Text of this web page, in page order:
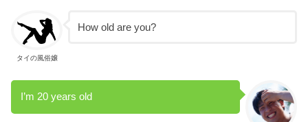
タイの風俗嬢
How old are you?
I’m 20 years old